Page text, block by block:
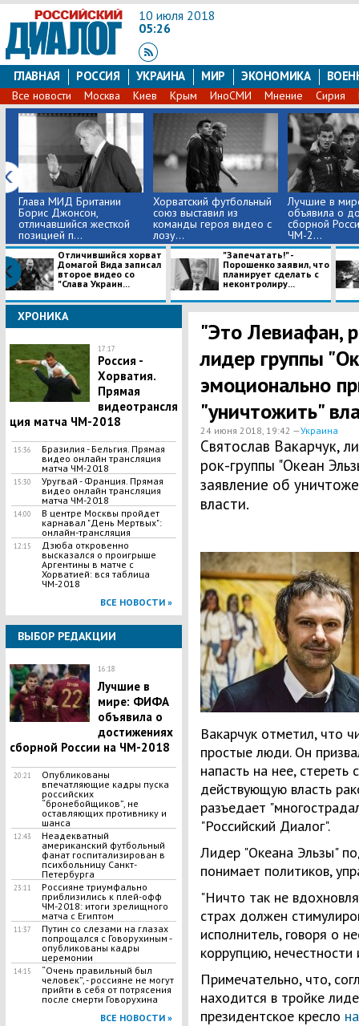
10 июля 2018
05:26
ГЛАВНАЯ РОССИЯ УКРАИНА МИР ЭКОНОМИКА
Все новости Москва Киев Крым ИноСМИ Мнение Сирия
Глава МИД Британии
Борис Джонсон,
отличавшийся жесткой
позицией п...
Хорватский футбольный
союз выставил из
команды героя видео с
лозу...
Лучшие в
объявила о
сборной
ЧМ-2...
Отличившийся хорват
Домагой Вида записал
второе видео со
"Слава Украин...
"Запечатать!" -
Порошенко заявил, что
планирует сделать с
неконтролиру...
ХРОНИКА
17:17
Россия -
Хорватия.
Прямая
видеотрансля
ция матча ЧМ-2018
15:36
Бразилия - Бельгия. Прямая
видео онлайн трансляция
матча ЧМ-2018
15:30
Уругвай - Франция. Прямая
видео онлайн трансляция
матча ЧМ-2018
14:00
В центре Москвы пройдет
карнавал "День Мертвых":
онлайн-трансляция
12:15
Дзюба откровенно
высказался о проигрыше
Аргентины в матче с
Хорватией: вся таблица
ЧМ-2018
ВСЕ НОВОСТИ »
ВЫБОР РЕДАКЦИИ
16:18
Лучшие в
мире: ФИФА
объявила о
достижениях
сборной России на ЧМ-2018
20:21
Опубликованы
впечатляющие кадры пуска
российских
“бронебойщиков”, не
оставляющих противнику и
шанса
12:43
Неадекватный
американский футбольный
фанат госпитализирован в
психбольницу Санкт-
Петербурга
23:11
Россияне триумфально
приблизились к плей-офф
ЧМ-2018: итоги зрелищного
матча с Египтом
11:37
Путин со слезами на глазах
попрощался с Говорухиным -
опубликованы кадры
церемонии
14:15
​“Очень правильный был
человек”, - россияне не могут
прийти в себя от потрясения
после смерти Говорухина
ВСЕ НОВОСТИ »
"Это Левиафан,
лидер группы
эмоционально
"уничтожить"
24 июня 2018, 19:42 —Украина
Святослав Вакарчук,
рок-группы "Океан
заявление об
власти.
Вакарчук отметил, что
простые люди. Он
напасть на нее, стереть
действующую власть
разъедает
"Российский Диалог".
Лидер "Океана Эльзы"
понимает политиков,
"Ничто так не
страх должен
исполнитель, говоря о
коррупцию, нечестности
Примечательно, что,
находится в тройке
президентское кресло